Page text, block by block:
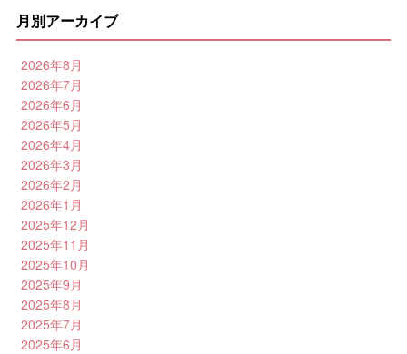
月別アーカイブ
2026年8月
2026年7月
2026年6月
2026年5月
2026年4月
2026年3月
2026年2月
2026年1月
2025年12月
2025年11月
2025年10月
2025年9月
2025年8月
2025年7月
2025年6月